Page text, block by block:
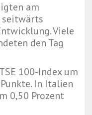
am
seitwärts
Viele
den Tag
100-Index um
In Italien
0,50 Prozent